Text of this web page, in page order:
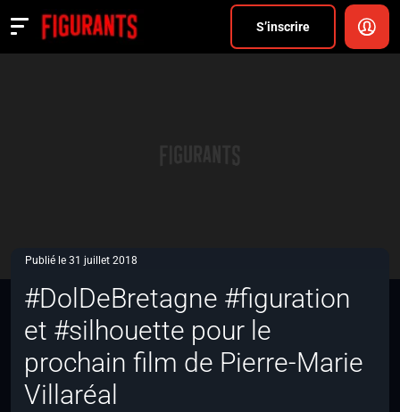
S’inscrire
Actualités
Publié le 31 juillet 2018
#DolDeBretagne #figuration
et #silhouette pour le
prochain film de Pierre-Marie
Villaréal